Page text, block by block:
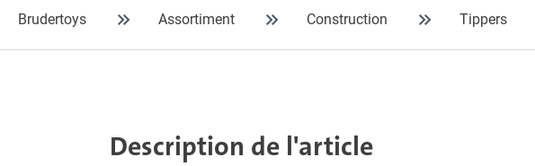
Brudertoys Assortiment Construction Tippers
Description de l'article